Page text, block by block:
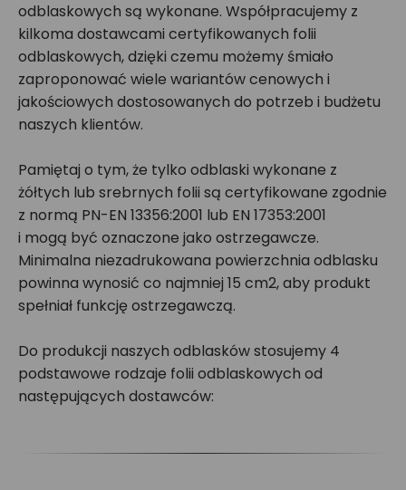
odblaskowych są wykonane. Współpracujemy z
kilkoma dostawcami certyfikowanych folii
odblaskowych, dzięki czemu możemy śmiało
zaproponować wiele wariantów cenowych i
jakościowych dostosowanych do potrzeb i budżetu
naszych klientów.
Pamiętaj o tym, że tylko odblaski wykonane z
żółtych lub srebrnych folii są certyfikowane zgodnie
z normą PN-EN 13356:2001 lub EN 17353:2001
i mogą być oznaczone jako ostrzegawcze.
Minimalna niezadrukowana powierzchnia odblasku
powinna wynosić co najmniej 15 cm2, aby produkt
spełniał funkcję ostrzegawczą.
Do produkcji naszych odblasków stosujemy 4
podstawowe rodzaje folii odblaskowych od
następujących dostawców: